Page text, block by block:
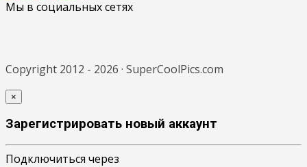
Мы в социальных сетях
Copyright 2012 - 2026 · SuperCoolPics.com
×
Зарегистрировать новый аккаунт
Подключиться через